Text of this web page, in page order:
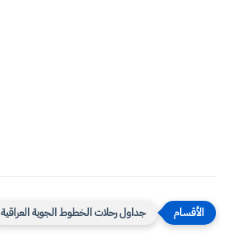
جداول رحلات الخطوط الجوية العراقية